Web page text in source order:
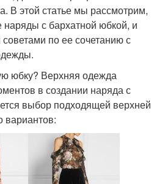
В этой статье мы рассмотрим,
наряды с бархатной юбкой, и
по ее сочетанию с
юбку? Верхняя одежда
в создании наряда с
выбор подходящей верхней
вариантов: